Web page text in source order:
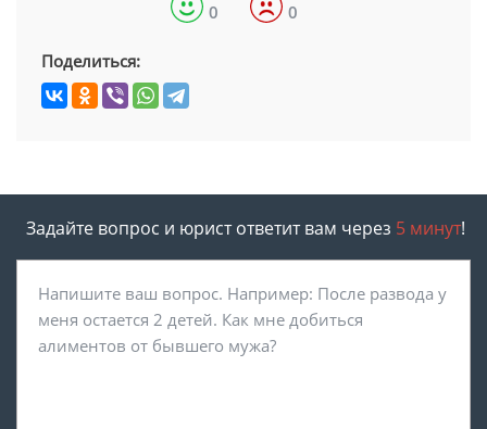
0 0
Поделиться:
Задайте вопрос и юрист ответит вам через 5 минут!